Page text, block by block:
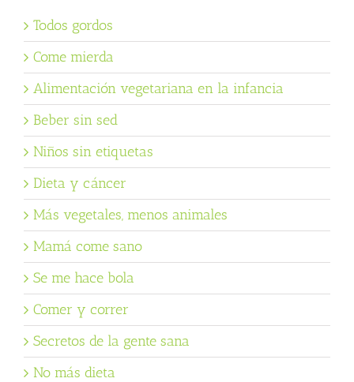
Todos gordos
Come mierda
Alimentación vegetariana en la infancia
Beber sin sed
Niños sin etiquetas
Dieta y cáncer
Más vegetales, menos animales
Mamá come sano
Se me hace bola
Comer y correr
Secretos de la gente sana
No más dieta